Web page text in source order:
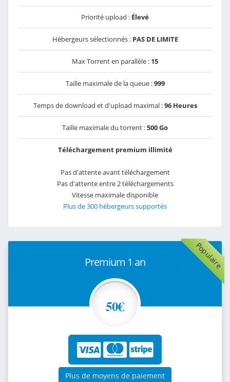
Priorité upload : Élevé
Hébergeurs sélectionnés : PAS DE LIMITE
Max Torrent en parallèle : 15
Taille maximale de la queue :999
Temps de download et d'upload maximal :96 Heures
Taille maximale du torrent :500 Go
Téléchargement premium illimité
Pas d'attente avant téléchargement
Pas d'attente entre 2 téléchargements
Vitesse maximale disponible
Plus de 300 hébergeurs supportés
Populaire
Premium 1 an
50€
Plus de moyens de paiement